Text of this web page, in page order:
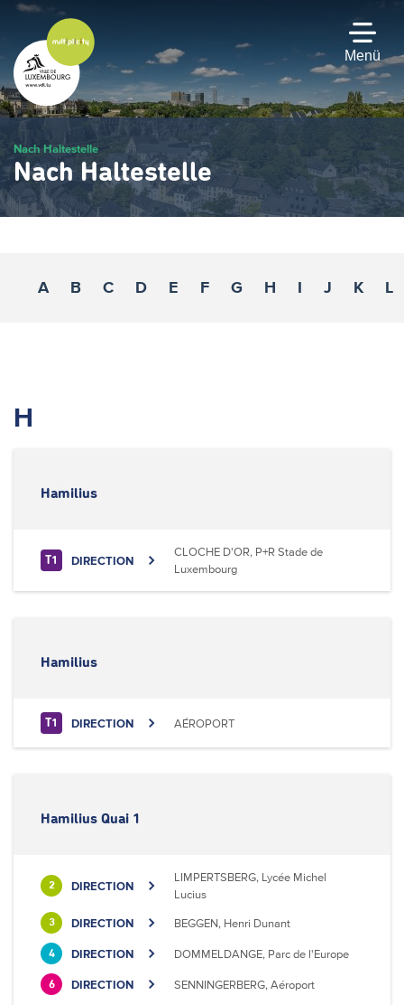
Zum
Hauptinhalt
gehen
Menü
Nach Haltestelle
Nach Haltestelle
A B C D E F G H I J K L
H
Hamilius
T1 DIRECTION
CLOCHE D'OR, P+R Stade de
Luxembourg
Hamilius
T1 DIRECTION AÉROPORT
Hamilius Quai 1
2 DIRECTION
LIMPERTSBERG, Lycée Michel
Lucius
3 DIRECTION BEGGEN, Henri Dunant
4 DIRECTION DOMMELDANGE, Parc de l'Europe
6 DIRECTION SENNINGERBERG, Aéroport